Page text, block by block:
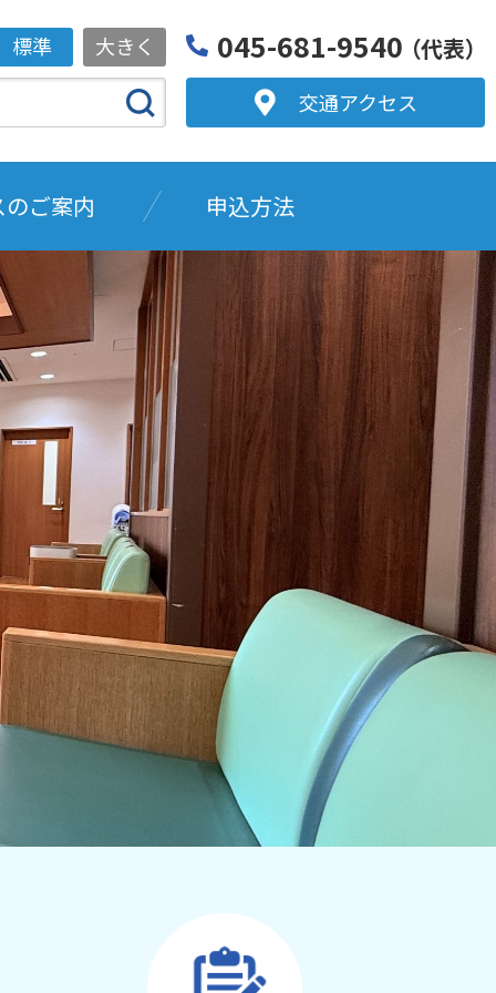
標準 大きく 045-681-9540 （代表）
交通アクセス
ご案内 申込方法